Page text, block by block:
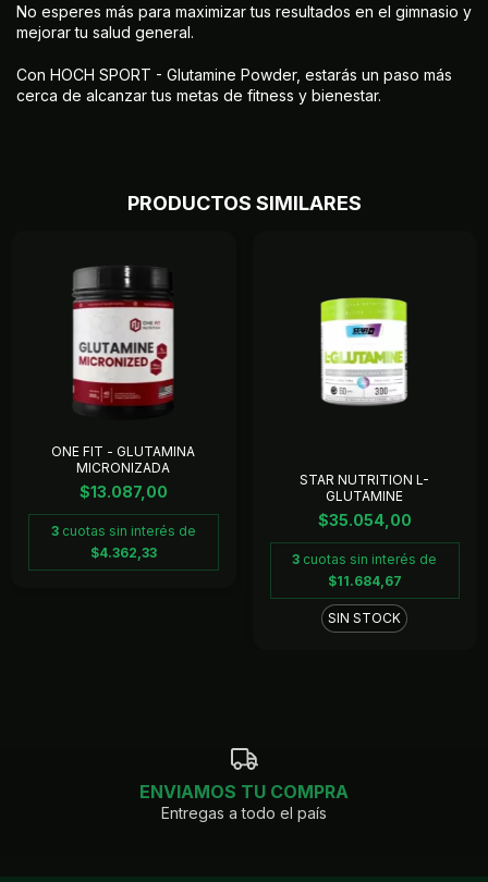
No esperes más para maximizar tus resultados en el gimnasio y
mejorar tu salud general.
Con HOCH SPORT - Glutamine Powder, estarás un paso más
cerca de alcanzar tus metas de fitness y bienestar.
PRODUCTOS SIMILARES
ONE FIT - GLUTAMINA
MICRONIZADA
$13.087,00
3 cuotas sin interés de
$4.362,33
STAR NUTRITION L-
GLUTAMINE
$35.054,00
3 cuotas sin interés de
$11.684,67
SIN STOCK
ENVIAMOS TU COMPRA
Entregas a todo el país